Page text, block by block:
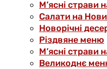
М’ясні страви
Салати на
Новорічні
Різдвяне меню
М’ясні страви
Великоднє